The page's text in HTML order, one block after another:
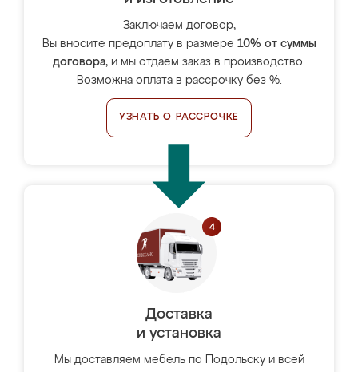
Заключаем договор,
Вы вносите предоплату в размере 10% от суммы
договора, и мы отдаём заказ в производство.
Возможна оплата в рассрочку без %.
УЗНАТЬ О РАССРОЧКЕ
Доставка
и установка
Мы доставляем мебель по Подольску и всей